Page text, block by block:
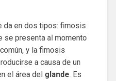
da en dos tipos: fimosis
se presenta al momento
y la fimosis
a causa de un
el área del glande. Es